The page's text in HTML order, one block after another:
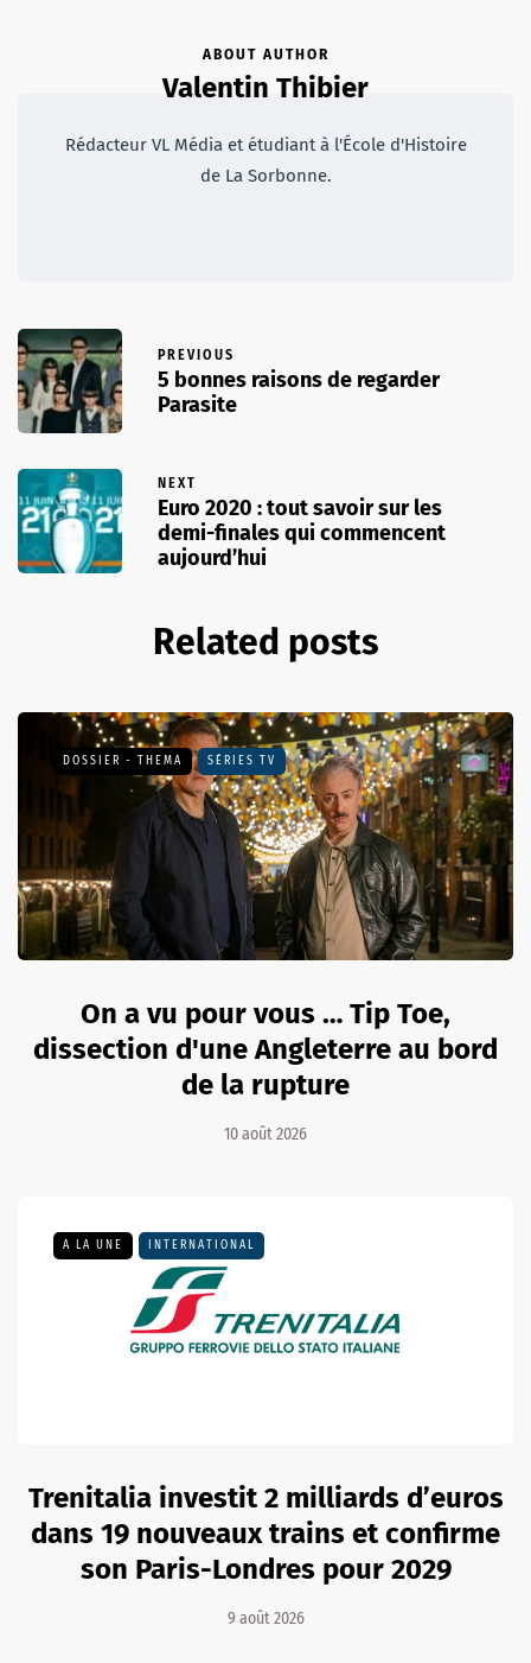
ABOUT AUTHOR
Valentin Thibier
Rédacteur VL Média et étudiant à l'École d'Histoire
de La Sorbonne.
PREVIOUS
5 bonnes raisons de regarder
Parasite
NEXT
Euro 2020 : tout savoir sur les
demi-finales qui commencent
aujourd’hui
Related posts
DOSSIER - THEMA SÉRIES TV
On a vu pour vous … Tip Toe,
dissection d'une Angleterre au bord
de la rupture
10 août 2026
A LA UNE INTERNATIONAL
Trenitalia investit 2 milliards d’euros
dans 19 nouveaux trains et confirme
son Paris-Londres pour 2029
9 août 2026